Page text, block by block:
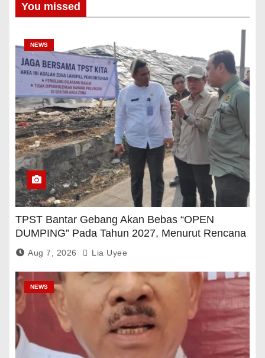
You missed
NEWS
TPST Bantar Gebang Akan Bebas “OPEN
DUMPING” Pada Tahun 2027, Menurut Rencana
Pemerintah
Aug 7, 2026 Lia Uyee
NEWS